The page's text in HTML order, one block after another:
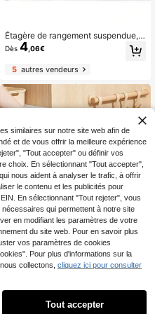
Étagère de rangement suspendue, p
orte-essuie-tout pour armoire de cu
isine, porte-serviettes, porte-film pl
astique et porte-chiffon, rangement
pour cintres
Dès 4,06€
5autres vendeurs
1 pièce Sac de rangement adhésif, s
ac poubelle, sac en maille plastiqu
1
similaires sur notre site web afin de
et de vous offrir la meilleure expérience
"Tout accepter" ou définir vos
choix. En sélectionnant "Tout accepter",
nous aident à analyser le trafic, à offrir
le contenu et les publicités pour
En sélectionnant "Tout rejeter", vous
qui permettent à notre site
en modifiant les paramètres de votre
du site web. Pour en savoir plus
vos paramètres de cookies
Pour plus d'informations sur la
collectons, cliquez ici pour consulter
Tout accepter